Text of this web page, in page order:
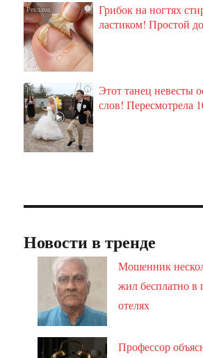
i
Грибок на ногтях
ластиком! Простой
i
Этот танец невесты
слов! Пересмотрела
Новости в тренде
Мошенник
жил бесплатно в
отелях
Профессор